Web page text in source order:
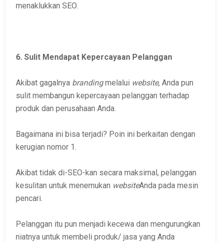
menaklukkan SEO.
6. Sulit Mendapat Kepercayaan Pelanggan
Akibat gagalnya brandingmelalui website, Anda pun
sulit membangun kepercayaan pelanggan terhadap
produk dan perusahaan Anda.
Bagaimana ini bisa terjadi? Poin ini berkaitan dengan
kerugian nomor 1.
Akibat tidak di-SEO-kan secara maksimal, pelanggan
kesulitan untuk menemukan websiteAnda pada mesin
pencari.
Pelanggan itu pun menjadi kecewa dan mengurungkan
niatnya untuk membeli produk/ jasa yang Anda